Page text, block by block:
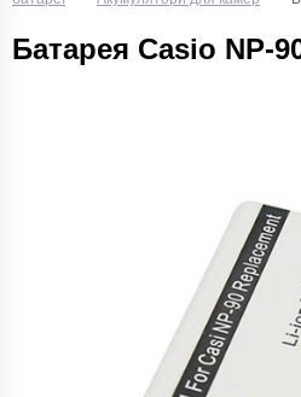
Батарея Casio NP-